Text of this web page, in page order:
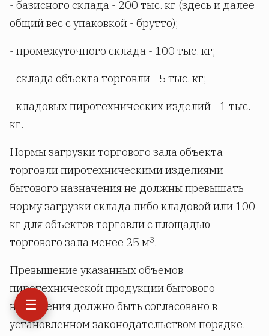
☰
- базисного склада - 200 тыс. кг (здесь и далее
общий вес с упаковкой - брутто);
- промежуточного склада - 100 тыс. кг;
- склада объекта торговли - 5 тыс. кг;
- кладовых пиротехнических изделий - 1 тыс.
кг.
Нормы загрузки торгового зала объекта
торговли пиротехническими изделиями
бытового назначения не должны превышать
норму загрузки склада либо кладовой или 100
кг для объектов торговли с площадью
торгового зала менее 25 м3.
Превышение указанных объемов
пиротехнической продукции бытового
назначения должно быть согласовано в
установленном законодательством порядке.